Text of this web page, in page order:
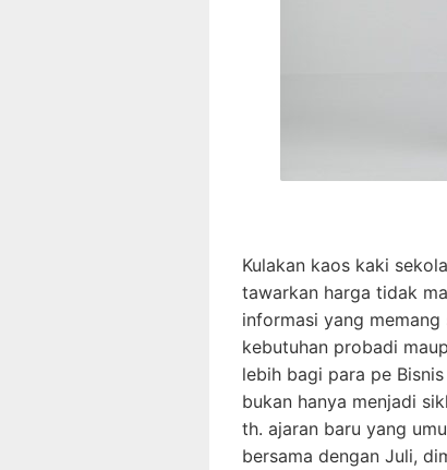
Kulakan kaos kaki
tawarkan harga tidak
informasi yang
kebutuhan probadi
lebih bagi para pe
bukan hanya menjadi
th. ajaran baru yang
bersama dengan Juli,